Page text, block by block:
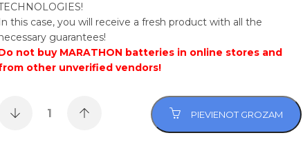
In this case, you will receive a fresh product with all the
guarantees!
not buy MARATHON batteries in online stores and
other unverified vendors!
PIEVIENOT GROZAM